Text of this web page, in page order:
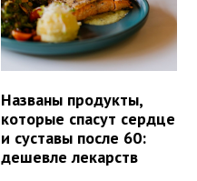
Названы продукты,
которые спасут сердце
и суставы после 60:
дешевле лекарств